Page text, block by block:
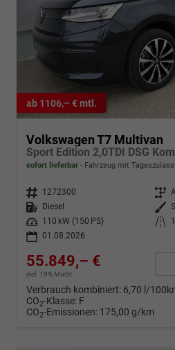
ab 1106,– € mtl.
Volkswagen T7 Multivan
Sport Edition 2,0TDI DSG
sofort lieferbar Fahrzeug mit
Fahrzeugnr. 1272300 Getriebe
Kraftstoff
Diesel Außenfarbe
Leistung
110 kW (150 PS) Kilometerstand
01.08.2026
55.849,– €
incl. 19% MwSt.
Verbrauch kombiniert: 6,70 l/
CO2-Klasse: F
CO2-Emissionen: 175,00 g/km